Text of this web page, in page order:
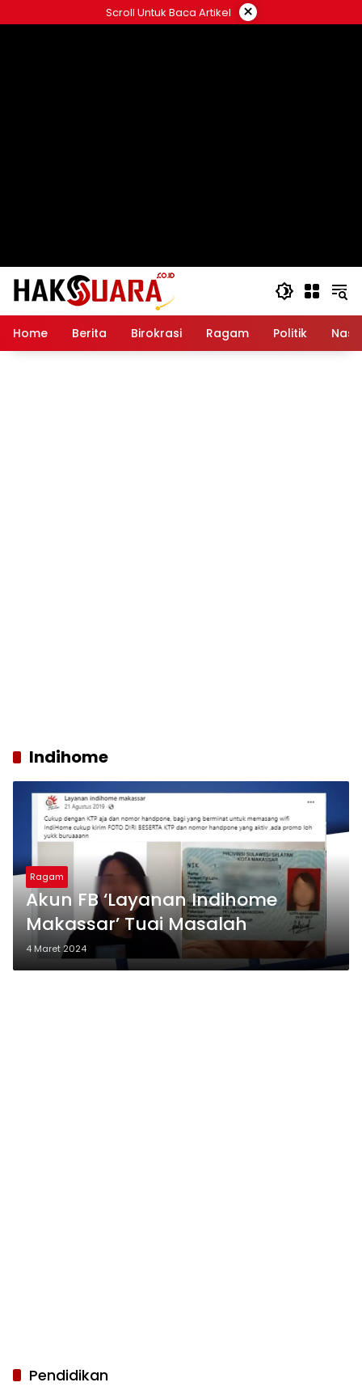
ke
Scroll Untuk Baca Artikel ×
Home Berita Birokrasi Ragam Politik
Indihome
Ragam
Akun FB ‘Layanan Indihome
Makassar’ Tuai Masalah
4 Maret 2024
Pendidikan